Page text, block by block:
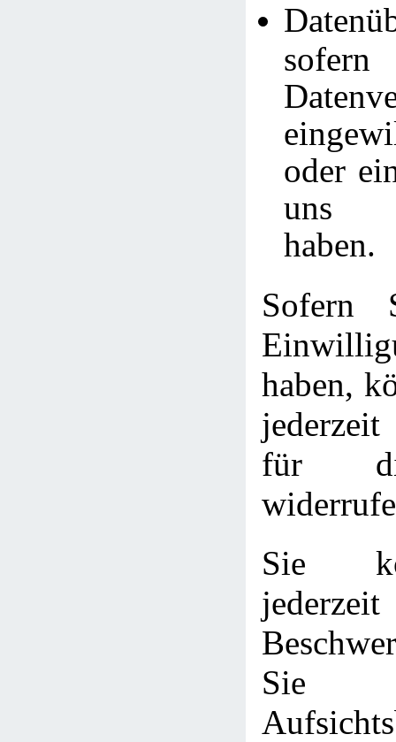
oder
uns
haben.
Sofern
haben,
für
Sie
Sie